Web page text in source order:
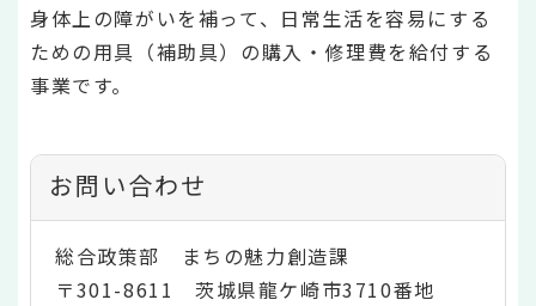
身体上の障がいを補って、日常生活を容易にする
ための用具（補助具）の購入・修理費を給付する
事業です。
お問い合わせ
総合政策部 まちの魅力創造課
〒301-8611 茨城県龍ケ崎市3710番地